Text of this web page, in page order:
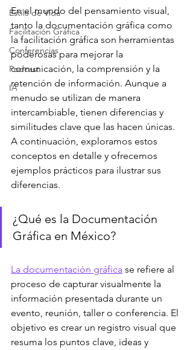
Estilo de Vida
Facilitación Gráfica
Conferencias
Podcast
IA
En el mundo del pensamiento visual,
tanto la documentación gráfica como
la facilitación gráfica son herramientas
poderosas para mejorar la
comunicación, la comprensión y la
retención de información. Aunque a
menudo se utilizan de manera
intercambiable, tienen diferencias y
similitudes clave que las hacen únicas.
A continuación, exploramos estos
conceptos en detalle y ofrecemos
ejemplos prácticos para ilustrar sus
diferencias.
¿Qué es la Documentación
Gráfica en México?
La documentación gráfica se refiere al
proceso de capturar visualmente la
información presentada durante un
evento, reunión, taller o conferencia. El
objetivo es crear un registro visual que
resuma los puntos clave, ideas y